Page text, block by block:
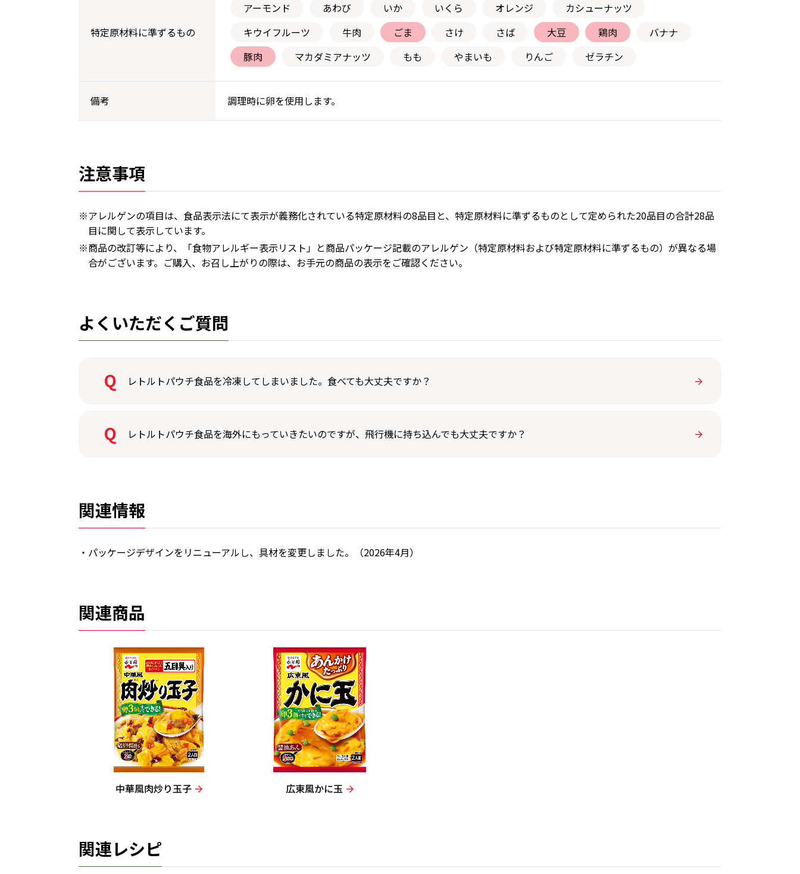
特定原材料に準ずるもの
アーモンド あわび いか いくら オレンジ
カシューナッツ
キウイフルーツ
牛肉 ごま さけ さば 大豆 鶏肉
バナナ
豚肉
マカダミアナッツ もも やまいも りんご ゼラチン
備考 調理時に卵を使用します。
注意事項
※アレルゲンの項目は、食品表示法にて表示が義務化されている特定原材料の8品目と、特定原材料に準ずるものとして定められた20品目の合計28品
目に関して表示しています。
※商品の改訂等により、「食物アレルギー表示リスト」と商品パッケージ記載のアレルゲン（特定原材料および特定原材料に準ずるもの）が異なる場
合がございます。ご購入、お召し上がりの際は、お手元の商品の表示をご確認ください。
よくいただくご質問
レトルトパウチ食品を冷凍してしまいました。食べても大丈夫ですか？
レトルトパウチ食品を海外にもっていきたいのですが、飛行機に持ち込んでも大丈夫ですか？
関連情報
・パッケージデザインをリニューアルし、具材を変更しました。（2026年4月）
関連商品
中華風肉炒り玉子 広東風かに玉
関連レシピ